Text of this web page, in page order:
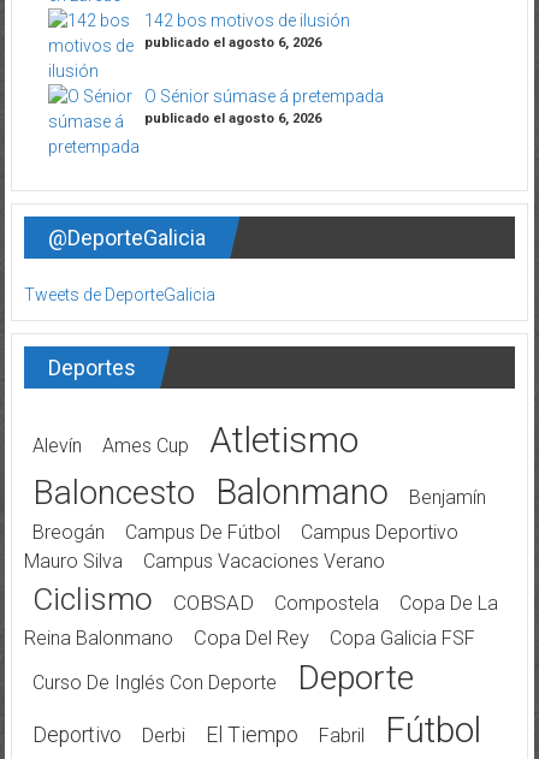
142 bos motivos de ilusión
publicado el agosto 6, 2026
O Sénior súmase á pretempada
publicado el agosto 6, 2026
@DeporteGalicia
Tweets de DeporteGalicia
Deportes
Alevín Ames Cup Atletismo
Baloncesto Balonmano
Benjamín
Breogán
Campus De Fútbol
Campus Deportivo
Mauro Silva
Campus Vacaciones Verano
Ciclismo COBSAD Compostela
Copa De La
Reina Balonmano
Copa Del Rey
Copa Galicia FSF
Curso De Inglés Con Deporte
Deporte
Deportivo Derbi El Tiempo Fabril Fútbol